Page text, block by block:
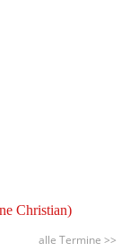
Christian)
alle Termine >>